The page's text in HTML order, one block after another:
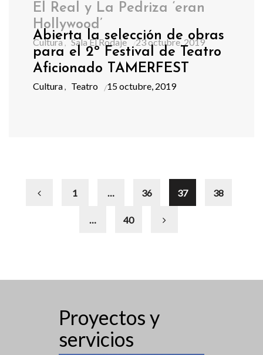
El Real y La Pedriza ‘eran
Hollywood’
Cultura, Sala El Rodaje 23 octubre, 2019
Abierta la selección de obras
para el 2º Festival de Teatro
Aficionado TAMERFEST
Cultura, Teatro 15 octubre, 2019
1 … 36 37 38
… 40
Proyectos y
servicios